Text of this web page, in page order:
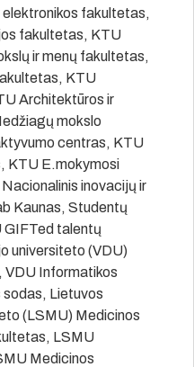
fakultetas,
fakultetas, KTU
ir menų fakultetas,
KTU
Architektūros ir
mokslo
centras, KTU
KTU E.mokymosi
inovacijų ir
Kaunas, Studentų
GIFTed talentų
universiteto (VDU)
Informatikos
Lietuvos
(LSMU) Medicinos
LSMU
Medicinos